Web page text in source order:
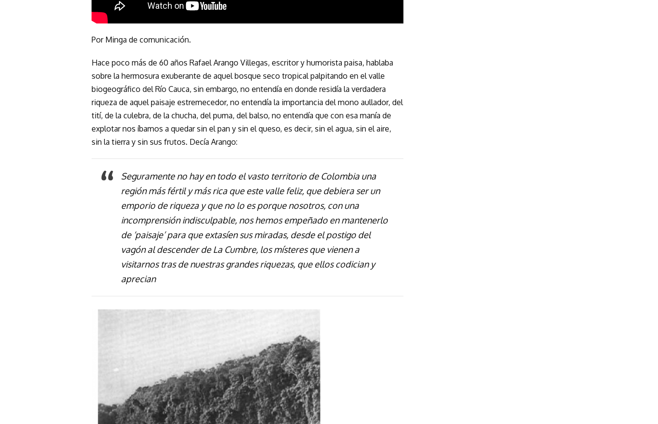
Por Minga de comunicación.
Hace poco más de 60 años Rafael Arango Villegas, escritor y humorista paisa, hablaba
sobre la hermosura exuberante de aquel bosque seco tropical palpitando en el valle
biogeográfico del Río Cauca, sin embargo, no entendía en donde residía la verdadera
riqueza de aquel paisaje estremecedor, no entendía la importancia del mono aullador, del
tití, de la culebra, de la chucha, del puma, del balso, no entendía que con esa manía de
explotar nos íbamos a quedar sin el pan y sin el queso, es decir, sin el agua, sin el aire,
sin la tierra y sin sus frutos. Decía Arango:
Seguramente no hay en todo el vasto territorio de Colombia una
región más fértil y más rica que este valle feliz, que debiera ser un
emporio de riqueza y que no lo es porque nosotros, con una
incomprensión indisculpable, nos hemos empeñado en mantenerlo
de ‘paisaje’ para que extasíen sus miradas, desde el postigo del
vagón al descender de La Cumbre, los místeres que vienen a
visitarnos tras de nuestras grandes riquezas, que ellos codician y
aprecian